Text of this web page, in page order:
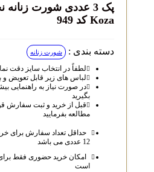
پک 3 عددی شورت زنانه نخی
Koza کد 949
دسته بندی : شورت زنانه
لطفاً در انتخاب سایز دقت نمایید
لباس‌ های زیر قابل تعویض و
در صورت نیاز به راهنمایی بیشتر
قبل از خرید و ثبت سفارش قوانین
مطالعه بفرمایید
حداقل تعداد سفارش برای خرید
امکان خرید حضوری فقط برای